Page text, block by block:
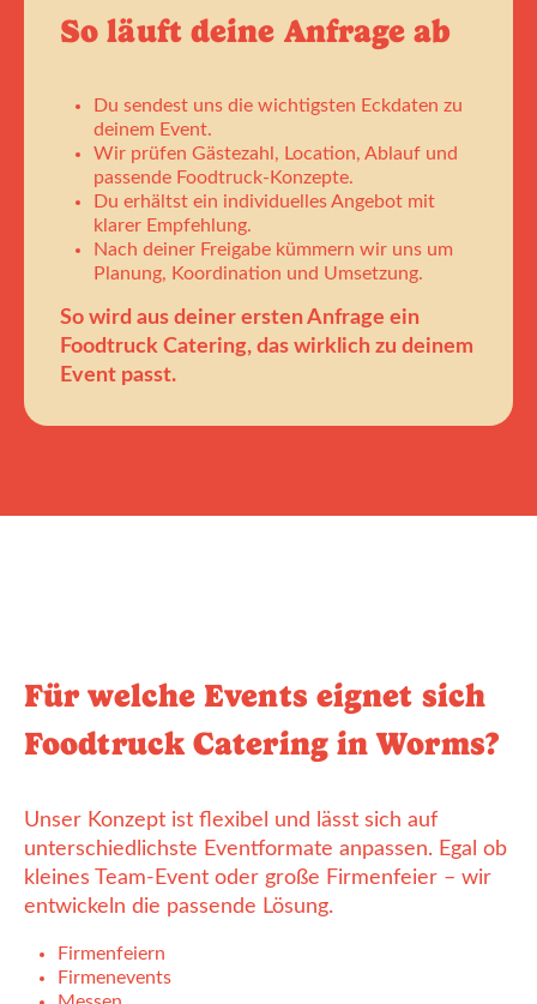
So läuft deine Anfrage ab
Du sendest uns die wichtigsten Eckdaten zu
deinem Event.
Wir prüfen Gästezahl, Location, Ablauf und
passende Foodtruck-Konzepte.
Du erhältst ein individuelles Angebot mit
klarer Empfehlung.
Nach deiner Freigabe kümmern wir uns um
Planung, Koordination und Umsetzung.
So wird aus deiner ersten Anfrage ein
Foodtruck Catering, das wirklich zu deinem
Event passt.
Für welche Events eignet sich
Foodtruck Catering in Worms?
Unser Konzept ist flexibel und lässt sich auf
unterschiedlichste Eventformate anpassen. Egal ob
kleines Team-Event oder große Firmenfeier – wir
entwickeln die passende Lösung.
Firmenfeiern
Firmenevents